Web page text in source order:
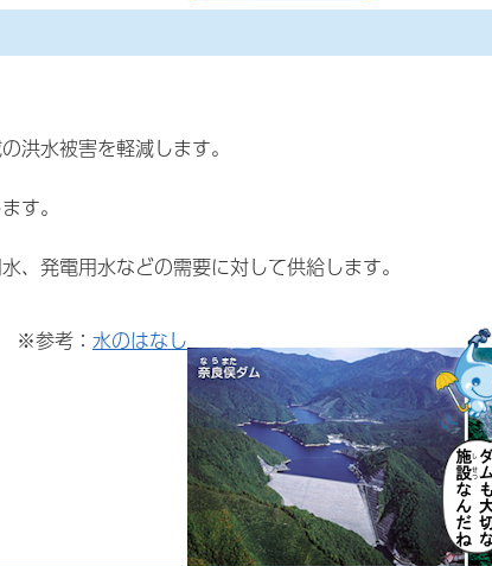
洪水被害を軽減します。
す。
発電用水などの需要に対して供給します。
※参考： 水のはなし